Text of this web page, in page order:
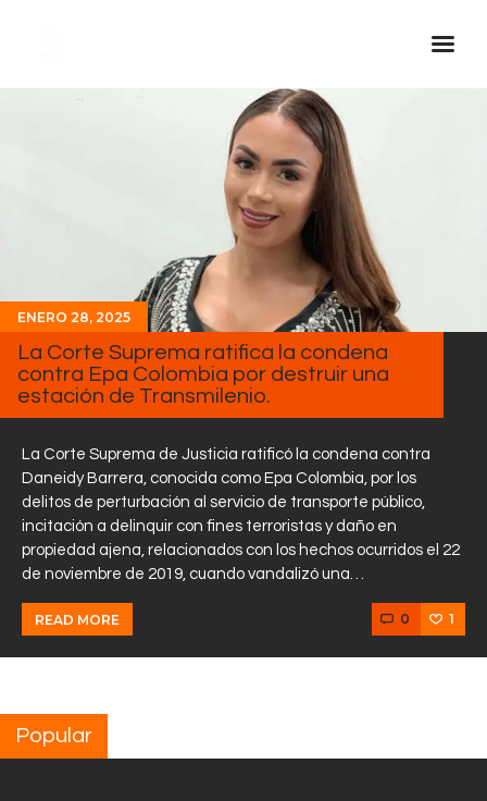
Inicio Real FM
Descarga La APP
Programas
Noticias
Equipo
Sobre Nosotros
ENERO 28, 2025
La Corte Suprema ratifica la condena
contra Epa Colombia por destruir una
estación de Transmilenio.
La Corte Suprema de Justicia ratificó la condena contra
Daneidy Barrera, conocida como Epa Colombia, por los
delitos de perturbación al servicio de transporte público,
incitación a delinquir con fines terroristas y daño en
propiedad ajena, relacionados con los hechos ocurridos el 22
de noviembre de 2019, cuando vandalizó una…
READ MORE 0 1
Popular